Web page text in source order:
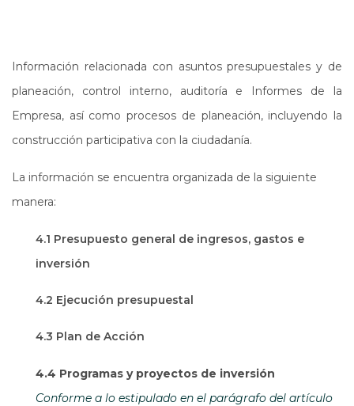
Información relacionada con asuntos presupuestales y de
planeación, control interno, auditoría e Informes de la
Empresa, así como procesos de planeación, incluyendo la
construcción participativa con la ciudadanía.
La información se encuentra organizada de la siguiente
manera:
4.1 Presupuesto general de ingresos, gastos e
inversión
4.2 Ejecución presupuestal
4.3 Plan de Acción
4.4 Programas y proyectos de inversión
Conforme a lo estipulado en el parágrafo del artículo